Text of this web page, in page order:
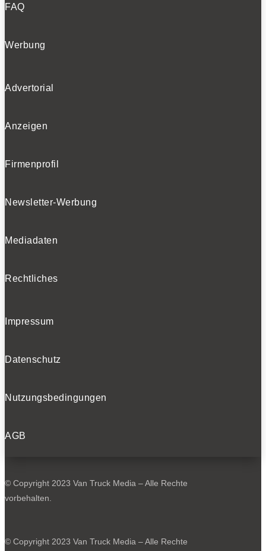
FAQ
Werbung
Advertorial
Anzeigen
Firmenprofil
Newsletter-Werbung
Mediadaten
Rechtliches
Impressum
Datenschutz
Nutzungsbedingungen
AGB
© Copyright 2023 Van Truck Media – Alle Rechte
vorbehalten.
© Copyright 2023 Van Truck Media – Alle Rechte